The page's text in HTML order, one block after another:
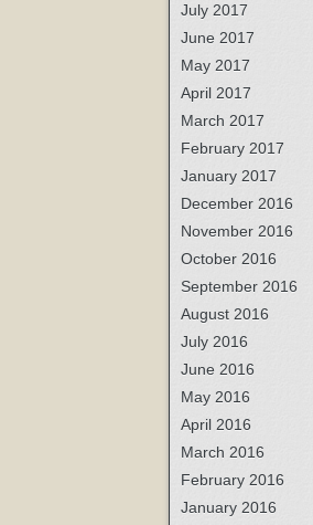
July 2017
June 2017
May 2017
April 2017
March 2017
February 2017
January 2017
December 2016
November 2016
October 2016
September 2016
August 2016
July 2016
June 2016
May 2016
April 2016
March 2016
February 2016
January 2016